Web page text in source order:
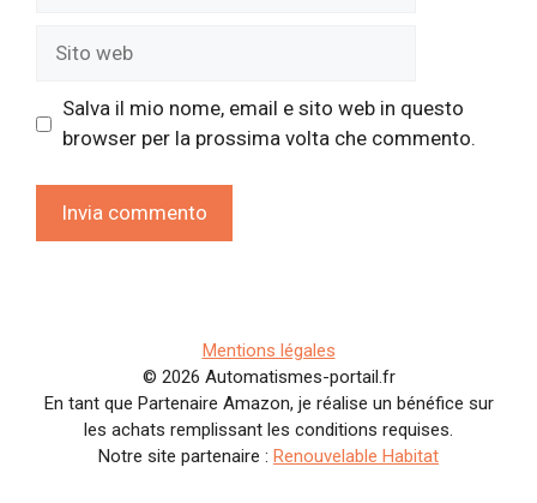
Salva il mio nome, email e sito web in questo
browser per la prossima volta che commento.
Mentions légales
© 2026 Automatismes-portail.fr
En tant que Partenaire Amazon, je réalise un bénéfice sur
les achats remplissant les conditions requises.
Notre site partenaire : Renouvelable Habitat